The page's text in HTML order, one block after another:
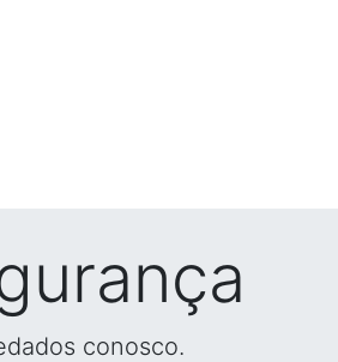
conosco.